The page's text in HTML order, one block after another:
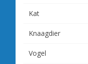
Kat
Knaagdier
Vogel